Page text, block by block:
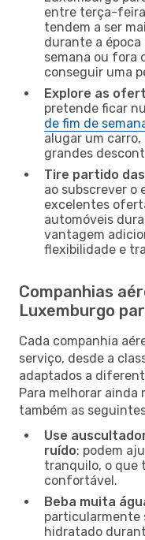
entre terça-
tendem a ser
durante a época
semana ou fora
conseguir uma
Explore as
pretende ficar
de fim de
alugar um
grandes
Tire partido
ao subscrever o
excelentes
automóveis
vantagem
flexibilidade e
Companhias
Luxemburgo
Cada companhia
serviço, desde a
adaptados a
Para melhorar ainda
também as
Use
ruído: podem
tranquilo, o que
confortável.
Beba muita
particularmente
hidratado